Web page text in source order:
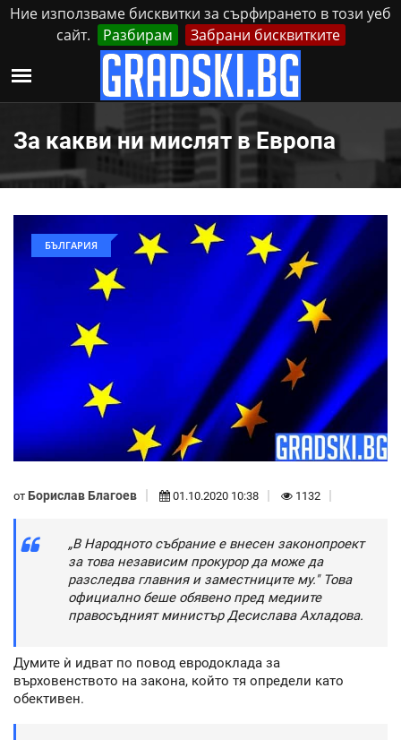
Ние използваме бисквитки за сърфирането в този уеб
сайт.
Разбирам Забрани бисквитките
Четвъртък, 6 Август, 2026 Реклама Контакти
За какви ни мислят в Европа
БЪЛГАРИЯ
от Борислав Благоев 01.10.2020 10:38 1132
„В Народното събрание е внесен законопроект
за това независим прокурор да може да
разследва главния и заместниците му." Това
официално беше обявено пред медиите
правосъдният министър Десислава Ахладова.
Думите ѝ идват по повод евродоклада за
върховенството на закона, който тя определи като
обективен.